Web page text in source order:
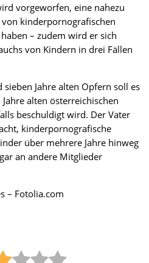
vorgeworfen, eine nahezu
kinderpornografischen
– zudem wird er sich
von Kindern in drei Fällen
Jahre alten Opfern soll es
alten österreichischen
beschuldigt wird. Der Vater
kinderpornografische
über mehrere Jahre hinweg
an andere Mitglieder
– Fotolia.com